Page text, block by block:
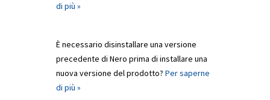
di più »
È necessario disinstallare una versione
precedente di Nero prima di installare una
nuova versione del prodotto? Per saperne
di più »